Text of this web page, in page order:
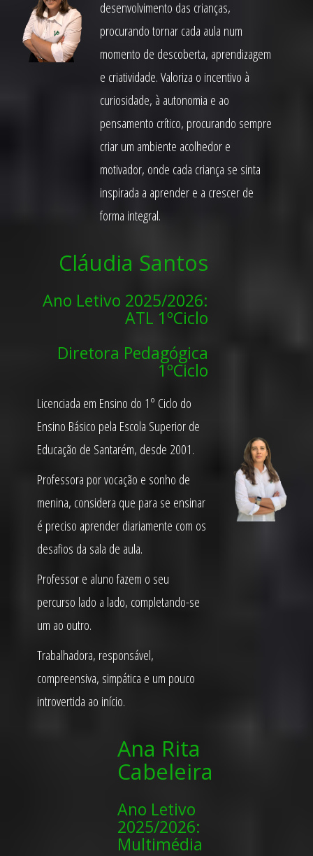
desenvolvimento das crianças,
procurando tornar cada aula num
momento de descoberta, aprendizagem
e criatividade. Valoriza o incentivo à
curiosidade, à autonomia e ao
pensamento crítico, procurando sempre
criar um ambiente acolhedor e
motivador, onde cada criança se sinta
inspirada a aprender e a crescer de
forma integral.
Cláudia Santos
Ano Letivo 2025/2026:
ATL 1ºCiclo
Diretora Pedagógica
1ºCiclo
Licenciada em Ensino do 1º Ciclo do
Ensino Básico pela Escola Superior de
Educação de Santarém, desde 2001.
Professora por vocação e sonho de
menina, considera que para se ensinar
é preciso aprender diariamente com os
desafios da sala de aula.
Professor e aluno fazem o seu
percurso lado a lado, completando-se
um ao outro.
Trabalhadora, responsável,
compreensiva, simpática e um pouco
introvertida ao início.
Ana Rita
Cabeleira
Ano Letivo
2025/2026:
Multimédia